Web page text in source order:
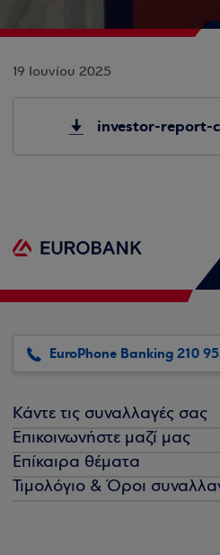
19 Ιουνίου 2025
investor-report-
EuroPhone Banking 210
Κάντε τις συναλλαγές σας
Επικοινωνήστε μαζί μας
Επίκαιρα θέματα
Τιμολόγιο & Όροι